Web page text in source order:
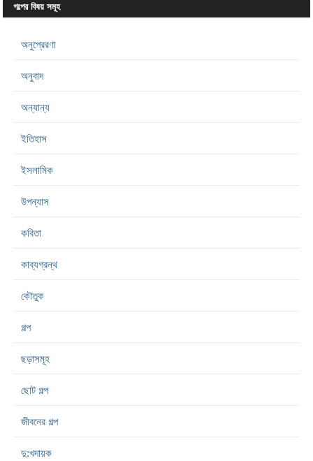
গল্পের বিষয় সমূহ
অনুপ্রেরণা
অনুবাদ
অন্যান্য
ইতিহাস
ইসলামিক
উপন্যাস
কবিতা
কাব্যগ্রন্থ
কৌতুক
গল্প
ছড়াসমূহ
ছোট গল্প
জীবনের গল্প
দু:খদায়ক